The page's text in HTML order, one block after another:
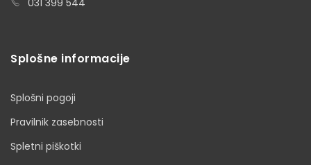
Splošne informacije
Splošni pogoji
Pravilnik zasebnosti
Spletni piškotki